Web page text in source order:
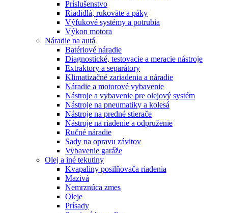
Príslušenstvo
Riadidlá, rukoväte a páky
Výfukové systémy a potrubia
Výkon motora
Náradie na autá
Batériové náradie
Diagnostické, testovacie a meracie nástroje
Extraktory a separátory
Klimatizačné zariadenia a náradie
Náradie a motorové vybavenie
Nástroje a vybavenie pre olejový systém
Nástroje na pneumatiky a kolesá
Nástroje na predné stierače
Nástroje na riadenie a odpruženie
Ručné náradie
Sady na opravu závitov
Vybavenie garáže
Olej a iné tekutiny
Kvapaliny posilňovača riadenia
Mazivá
Nemrznúca zmes
Oleje
Prísady